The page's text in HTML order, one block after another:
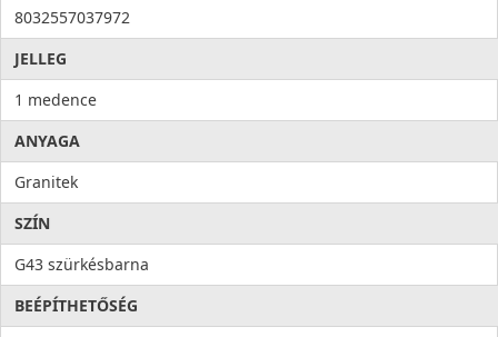
8032557037972
JELLEG
1 medence
ANYAGA
Granitek
SZÍN
G43 szürkésbarna
BEÉPÍTHETŐSÉG